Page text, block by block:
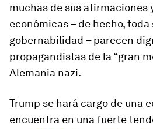
muchas de sus afirmaciones
económicas – de hecho, toda
gobernabilidad – parecen
propagandistas de la “gran
Alemania nazi.
Trump se hará cargo de una
encuentra en una fuerte